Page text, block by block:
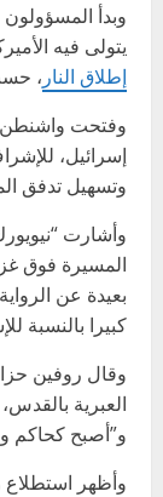
وبدأ المسؤولون
يتولى فيه
إطلاق النار ،
وفتحت واشنطن
إسرائيل،
وتسهيل تدفق
وأشارت
المسيرة فوق
بعيدة عن
كبيرا بالنسبة
وقال روفين
العبرية
و”أصبح كحاكم